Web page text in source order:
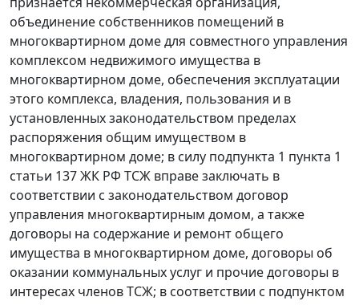
объединение собственников помещений в
многоквартирном доме для совместного управления
комплексом недвижимого имущества в
многоквартирном доме, обеспечения эксплуатации
этого комплекса, владения, пользования и в
установленных законодательством пределах
распоряжения общим имуществом в
многоквартирном доме; в силу подпункта 1 пункта 1
статьи 137ЖК РФ ТСЖ вправе заключать в
соответствии с законодательством договор
управления многоквартирным домом, а также
договоры на содержание и ремонт общего
имущества в многоквартирном доме, договоры об
оказании коммунальных услуг и прочие договоры в
интересах членов ТСЖ; в соответствии с подпунктом